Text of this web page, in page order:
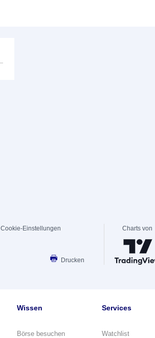
Cookie-Einstellungen
Drucken
Charts von
Wissen
Börse besuchen
Services
Watchlist